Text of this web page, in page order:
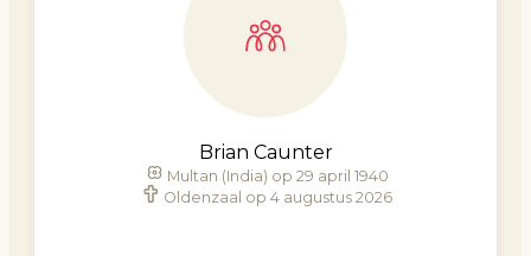
Brian Caunter
Multan (India) op 29 april 1940
Oldenzaal op 4 augustus 2026